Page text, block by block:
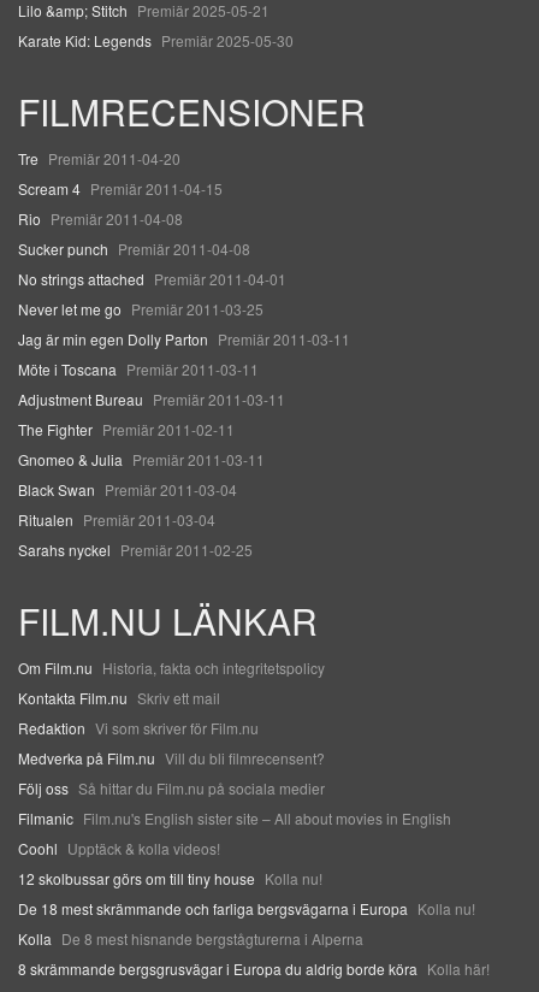
Lilo &amp; Stitch Premiär 2025-05-21
Karate Kid: Legends Premiär 2025-05-30
FILMRECENSIONER
Tre Premiär 2011-04-20
Scream 4 Premiär 2011-04-15
Rio Premiär 2011-04-08
Sucker punch Premiär 2011-04-08
No strings attached Premiär 2011-04-01
Never let me go Premiär 2011-03-25
Jag är min egen Dolly Parton Premiär 2011-03-11
Möte i Toscana Premiär 2011-03-11
Adjustment Bureau Premiär 2011-03-11
The Fighter Premiär 2011-02-11
Gnomeo & Julia Premiär 2011-03-11
Black Swan Premiär 2011-03-04
Ritualen Premiär 2011-03-04
Sarahs nyckel Premiär 2011-02-25
FILM.NU LÄNKAR
Om Film.nu Historia, fakta och integritetspolicy
Kontakta Film.nu Skriv ett mail
Redaktion Vi som skriver för Film.nu
Medverka på Film.nu Vill du bli filmrecensent?
Följ oss Så hittar du Film.nu på sociala medier
Filmanic Film.nu's English sister site – All about movies in English
Coohl Upptäck & kolla videos!
12 skolbussar görs om till tiny house Kolla nu!
De 18 mest skrämmande och farliga bergsvägarna i Europa Kolla nu!
Kolla De 8 mest hisnande bergstågturerna i Alperna
8 skrämmande bergsgrusvägar i Europa du aldrig borde köra Kolla här!